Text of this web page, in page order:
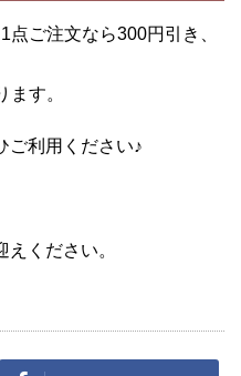
ご注文なら300円引き、
す。
ご利用ください♪
ください。